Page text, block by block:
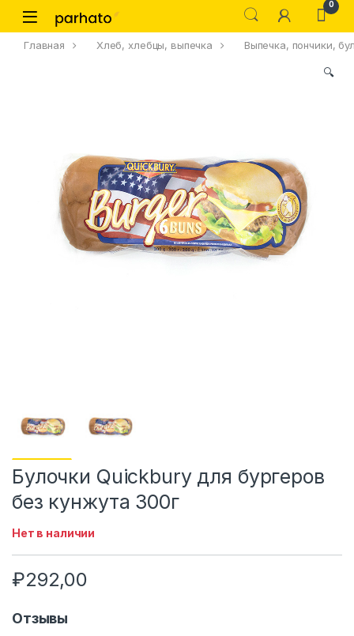
0
Главная Хлеб, хлебцы, выпечка Выпечка, пончики,
🔍
Булочки Quickbury для бургеров
без кунжута 300г
Нет в наличии
₽292,00
Отзывы